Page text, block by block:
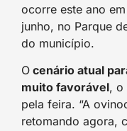
ocorre este ano
junho, no Parque
do município.
O cenário atual
muito favorável, o
pela feira. “A
retomando agora,